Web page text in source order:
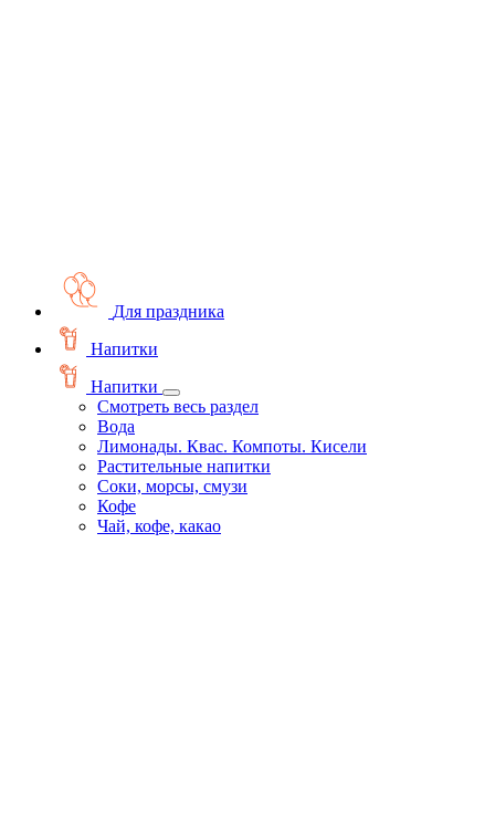
Для праздника
Напитки
Напитки
Смотреть весь раздел
Вода
Лимонады. Квас. Компоты. Кисели
Растительные напитки
Соки, морсы, смузи
Кофе
Чай, кофе, какао